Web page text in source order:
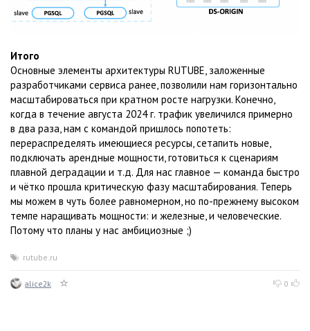
Итого
Основные элементы архитектуры RUTUBE, заложенные
разработчиками сервиса ранее, позволили нам горизонтально
масштабироваться при кратном росте нагрузки. Конечно,
когда в течение августа 2024 г. трафик увеличился примерно
в два раза, нам с командой пришлось попотеть:
перераспределять имеющиеся ресурсы, сетапить новые,
подключать арендные мощности, готовиться к сценариям
плавной деградации и т.д. Для нас главное — команда быстро
и чётко прошла критическую фазу масштабирования. Теперь
мы можем в чуть более равномерном, но по-прежнему высоком
темпе наращивать мощности: и железные, и человеческие.
Потому что планы у нас амбициозные ;)
rutube.ru
alice2k 0